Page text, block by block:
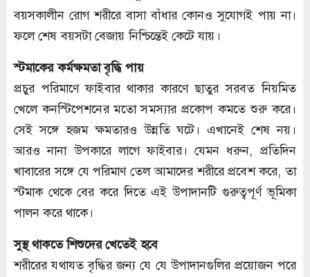
বয়সকালীন রোগ শরীরে বাসা বাঁধার কোনও সুযোগই পায় না।
ফলে শেষ বয়সটা বেজায় নিশ্চিন্তেই কেটে যায়।
স্টমাকের কর্মক্ষমতা বৃদ্ধি পায়
প্রচুর পরিমাণে ফাইবার থাকার কারণে ছাতুর সরবত নিয়মিত
খেলে কনস্টিপেশনের মতো সমস্যার প্রকোপ কমতে শুরু করে।
সেই সঙ্গে হজম ক্ষমতারও উন্নতি ঘটে। এখানেই শেষ নয়।
আরও নানা উপকারে লাগে ফাইবার। যেমন ধরুন, প্রতিদিন
খাবারের সঙ্গে যে পরিমাণ তেল আমাদের শরীরে প্রবেশ করে, তা
স্টমাক থেকে বের করে দিতে এই উপাদানটি গুরুত্বপূর্ণ ভূমিকা
পালন করে থাকে।
সুস্থ থাকতে শিশুদের খেতেই হবে
শরীরের যথাযত বৃদ্ধির জন্য যে যে উপাদানগুলির প্রয়োজন পরে